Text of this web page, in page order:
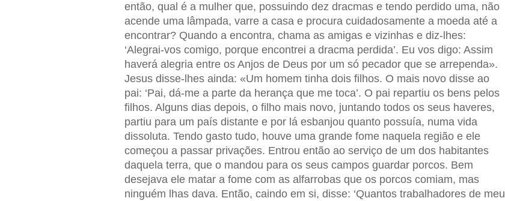
então, qual é a mulher que, possuindo dez dracmas e tendo perdido uma, não
acende uma lâmpada, varre a casa e procura cuidadosamente a moeda até a
encontrar? Quando a encontra, chama as amigas e vizinhas e diz-lhes:
‘Alegrai-vos comigo, porque encontrei a dracma perdida’. Eu vos digo: Assim
haverá alegria entre os Anjos de Deus por um só pecador que se arrependa».
Jesus disse-lhes ainda: «Um homem tinha dois filhos. O mais novo disse ao
pai: ‘Pai, dá-me a parte da herança que me toca’. O pai repartiu os bens pelos
filhos. Alguns dias depois, o filho mais novo, juntando todos os seus haveres,
partiu para um país distante e por lá esbanjou quanto possuía, numa vida
dissoluta. Tendo gasto tudo, houve uma grande fome naquela região e ele
começou a passar privações. Entrou então ao serviço de um dos habitantes
daquela terra, que o mandou para os seus campos guardar porcos. Bem
desejava ele matar a fome com as alfarrobas que os porcos comiam, mas
ninguém lhas dava. Então, caindo em si, disse: ‘Quantos trabalhadores de meu